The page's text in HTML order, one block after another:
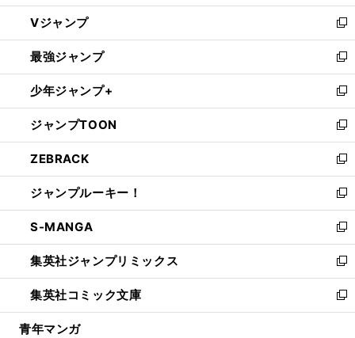
ウ
ィ
ン
ド
ウ
で
開
く
し
い
ウ
ィ
ン
ド
ウ
で
開
く
Vジャンプ
新
し
い
ウ
ィ
ン
ド
ウ
で
開
く
最強ジャンプ
新
し
い
ウ
ィ
ン
ド
ウ
で
開
く
少年ジャンプ+
新
し
い
ウ
ィ
ン
ド
ウ
で
開
く
ジャンプTOON
新
し
い
ウ
ィ
ン
ド
ウ
で
開
く
ZEBRACK
新
し
い
ウ
ィ
ン
ド
ウ
で
開
ジャンプルーキー！
新
し
い
ウ
ィ
ン
ド
ウ
S-MANGA
新
し
い
ウ
ィ
ン
集英社ジャンプリミックス
新
し
い
ウ
集英社コミック文庫
新
し
青年マンガ